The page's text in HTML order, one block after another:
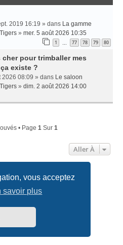
vous acceptez
savoir plus
2019 16:19 » dans La gamme
» mer. 5 août 2026 10:35
1 77 78 79 80
pour trimballer mes
existe ?
2026 08:09 » dans Le saloon
» dim. 2 août 2026 14:00
• Page 1Sur 1
Aller À
contacter
v12mike